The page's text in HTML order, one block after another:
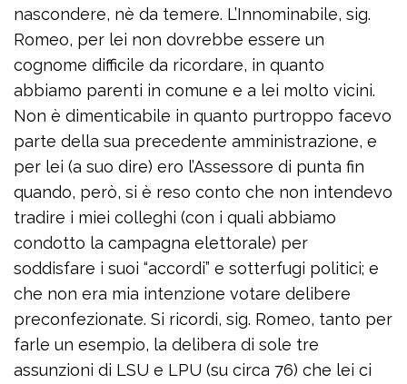
nascondere, nè da temere. L’Innominabile, sig.
Romeo, per lei non dovrebbe essere un
cognome difficile da ricordare, in quanto
abbiamo parenti in comune e a lei molto vicini.
Non è dimenticabile in quanto purtroppo facevo
parte della sua precedente amministrazione, e
per lei (a suo dire) ero l’Assessore di punta fin
quando, però, si è reso conto che non intendevo
tradire i miei colleghi (con i quali abbiamo
condotto la campagna elettorale) per
soddisfare i suoi “accordi” e sotterfugi politici; e
che non era mia intenzione votare delibere
preconfezionate. Si ricordi, sig. Romeo, tanto per
farle un esempio, la delibera di sole tre
assunzioni di LSU e LPU (su circa 76) che lei ci